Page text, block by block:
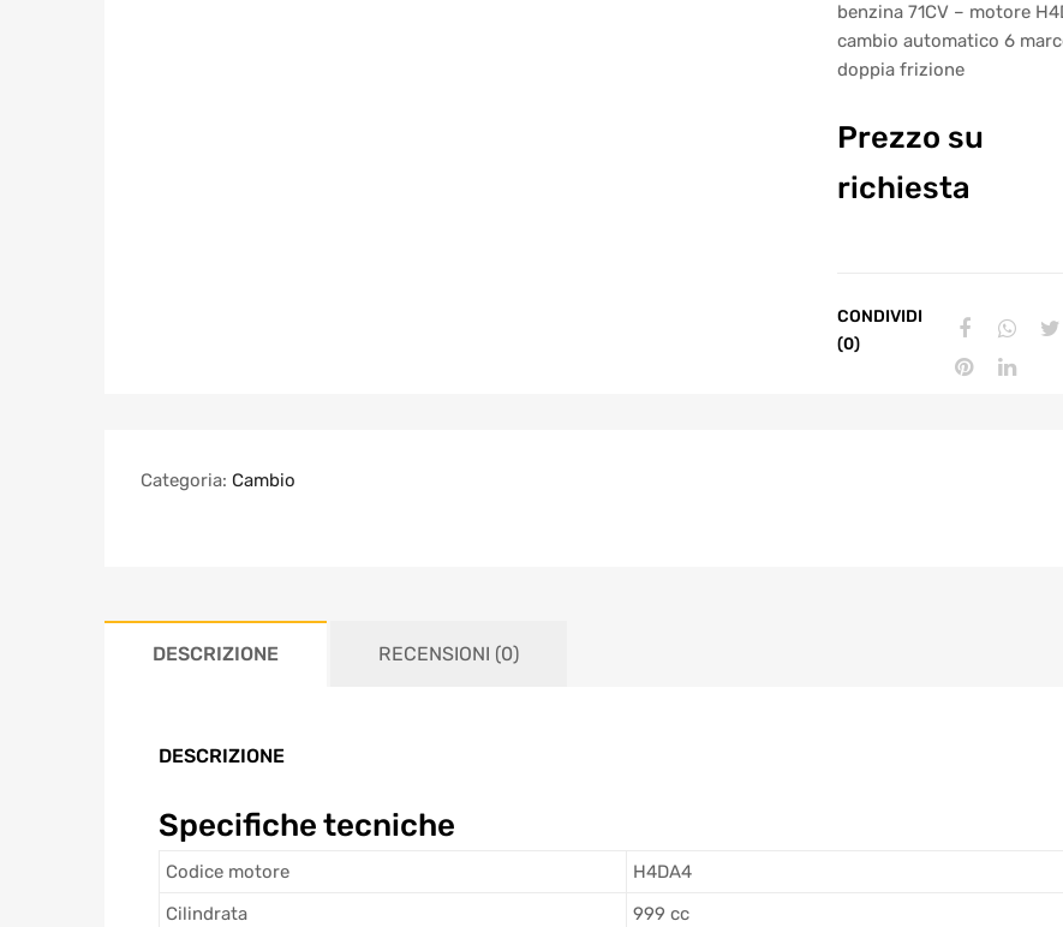
benzina 71CV – motore
cambio automatico 6
doppia frizione
Prezzo su
richiesta
CONDIVIDI
(0)
Categoria: Cambio
DESCRIZIONE RECENSIONI (0)
DESCRIZIONE
Specifiche tecniche
Codice motore
H4DA4
Cilindrata
999 cc